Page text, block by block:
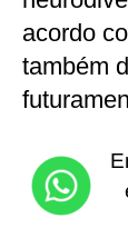
acordo
também